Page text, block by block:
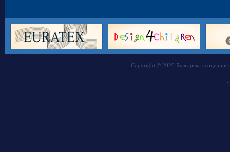
Copyright © 2026 Българска асоциация